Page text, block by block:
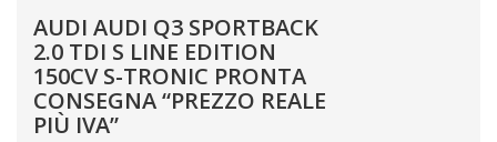
AUDI AUDI Q3 SPORTBACK
2.0 TDI S LINE EDITION
150CV S-TRONIC PRONTA
CONSEGNA “PREZZO REALE
PIÙ IVA”